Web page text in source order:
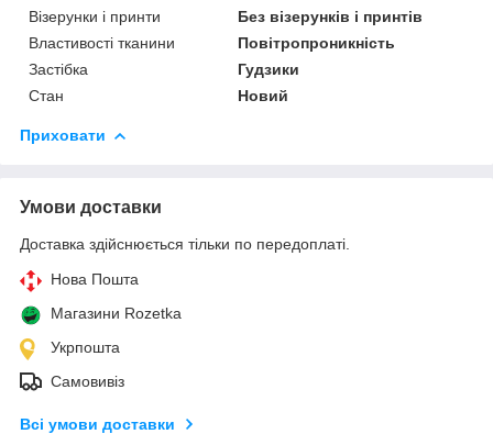
Візерунки і принти
Без візерунків і принтів
Властивості тканини
Повітропроникність
Застібка
Гудзики
Стан
Новий
Приховати
Умови доставки
Доставка здійснюється тільки по передоплаті.
Нова Пошта
Магазини Rozetka
Укрпошта
Самовивіз
Всі умови доставки